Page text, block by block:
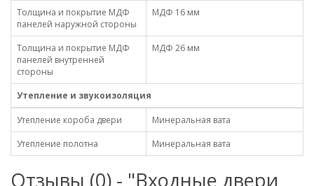
Толщина и покрытие МДФ
панелей наружной стороны
МДФ 16 мм
Толщина и покрытие МДФ
панелей внутренней
стороны
МДФ 26 мм
Утепление и звукоизоляция
Утепление короба двери
Минеральная вата
Утепление полотна
Минеральная вата
Отзывы (0) - "Входные двери